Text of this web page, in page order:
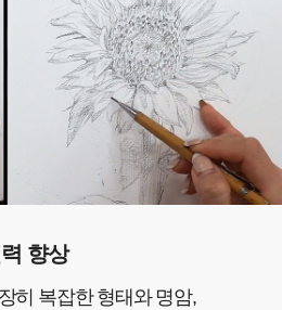
향상
히 복잡한 형태와 명암,